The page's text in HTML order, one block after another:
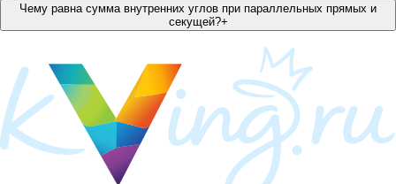
Чему равна сумма внутренних углов при параллельных прямых и
секущей?+